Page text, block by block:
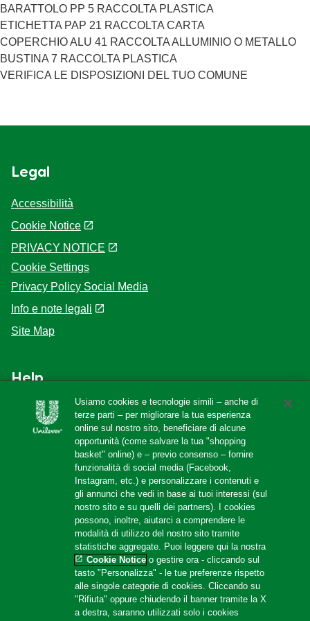
polvere, sale, acidificanti: acido citrico, aromi, salsa di
SOIA (acqua, sale, zucchero, aceto di malto d'ORZO,
estratto di malto d’ORZO, SOIA, farina di FRUMENTO)
succo di limone concentrato. Può contenere SEGALE,
AVENA, UOVA, LATTE E DERIVATI, SEDANO e
BARATTOLO PP 5 RACCOLTA PLASTICA
ETICHETTA PAP 21 RACCOLTA CARTA
COPERCHIO ALU 41 RACCOLTA ALLUMINIO O METALLO
BUSTINA 7 RACCOLTA PLASTICA
VERIFICA LE DISPOSIZIONI DEL TUO COMUNE
Legal
Accessibilità
Cookie Notice
PRIVACY NOTICE
Cookie Settings
Privacy Policy Social Media
Info e note legali
Site Map
Help
F.A.Q
Localizzatore di negozi
Amazon Store
Usiamo cookies e tecnologie simili – anche di
terze parti – per migliorare la tua esperienza
online sul nostro sito, beneficiare di alcune
opportunità (come salvare la tua "shopping
basket" online) e – previo consenso – fornire
funzionalità di social media (Facebook,
Instagram, etc.) e personalizzare i contenuti e
gli annunci che vedi in base ai tuoi interessi (sul
nostro sito e su quelli dei partners). I cookies
possono, inoltre, aiutarci a comprendere le
modalità di utilizzo del nostro sito tramite
statistiche aggregate. Puoi leggere qui la nostra
Cookie Notice o gestire ora - cliccando sul
tasto "Personalizza" - le tue preferenze rispetto
alle singole categorie di cookies. Cliccando su
"Rifiuta" oppure chiudendo il banner tramite la X
a destra, saranno utilizzati solo i cookies